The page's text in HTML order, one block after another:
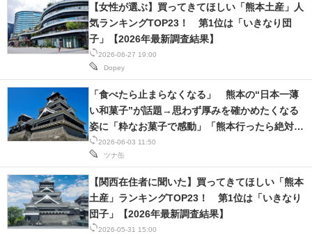
AI活用のいまが分かる
企業ITのトレンドを詳説
経営リーダーのコミュニティ
マーケ×ITの今がよく分かる
ITエンジニア向け専門サイト
企業向けIT製品の総合サイト
IT製品の技術・比較・事例
製造業のIT導入・活用を支援
2026-06-27 19:00
Dopey
【女性が選ぶ】買ってきてほしい「熊本土産」人
気ランキングTOP23！ 第1位は「いきなり団
子」【2026年最新調査結果】
2026-06-03 11:50
ツナ缶
「食べたら止まらなくなる」 熊本の“日本一薄
い和菓子”が話題→思わず厚みを確かめたくなる
姿に「粋なお菓子で感動」「熊本行ったら絶対買
う」
2026-05-31 15:00
【関西在住者に聞いた】買ってきてほしい「熊本
土産」ランキングTOP23！ 第1位は「いきなり
団子」【2026年最新調査結果】